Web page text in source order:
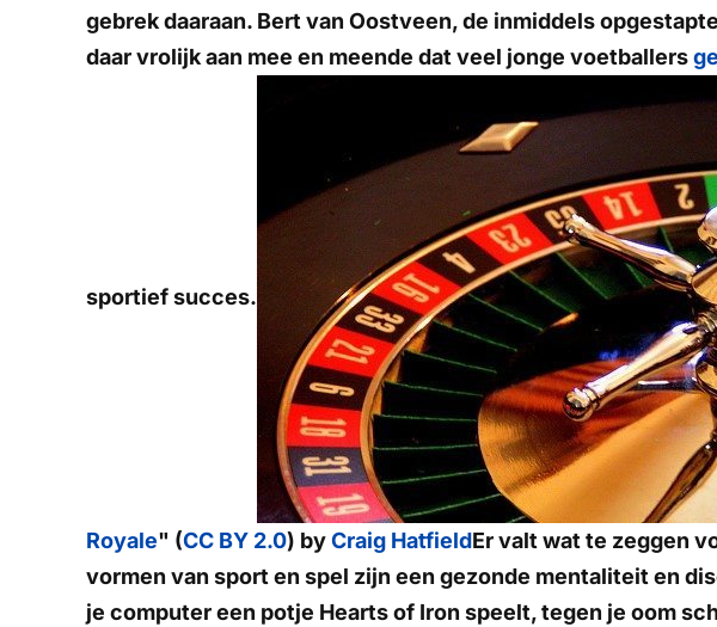
gebrek daaraan. Bert van Oostveen, de inmiddels
daar vrolijk aan mee en meende dat veel jonge voetballers
sportief succes.
Royale" (CC BY 2.0) byCraig HatfieldEr valt wat te zeggen
vormen van sport en spel zijn een gezonde mentaliteit en
je computer een potje Hearts of Iron speelt, tegen je oom